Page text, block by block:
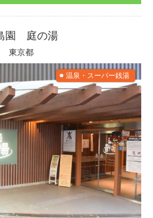
園 庭の湯
東京都
温泉・スーパー銭湯